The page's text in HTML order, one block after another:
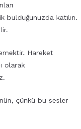
bulduğunuzda katılın.
Hareket
olarak
çünkü bu sesler